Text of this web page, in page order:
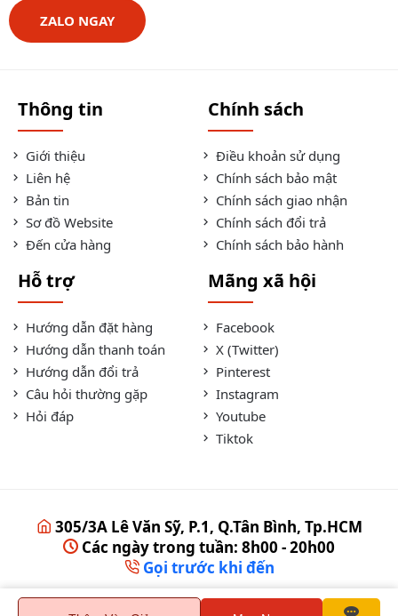
ZALO NGAY
Thông tin
Giới thiệu
Liên hệ
Bản tin
Sơ đồ Website
Đến cửa hàng
Chính sách
Điều khoản sử dụng
Chính sách bảo mật
Chính sách giao nhận
Chính sách đổi trả
Chính sách bảo hành
Hỗ trợ
Hướng dẫn đặt hàng
Hướng dẫn thanh toán
Hướng dẫn đổi trả
Câu hỏi thường gặp
Hỏi đáp
Mãng xã hội
Facebook
X (Twitter)
Pinterest
Instagram
Youtube
Tiktok
305/3A Lê Văn Sỹ, P.1, Q.Tân Bình, Tp.HCM
Các ngày trong tuần: 8h00 - 20h00
Gọi trước khi đến